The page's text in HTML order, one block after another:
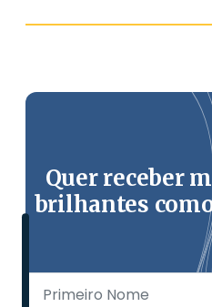
Quer receber
brilhantes